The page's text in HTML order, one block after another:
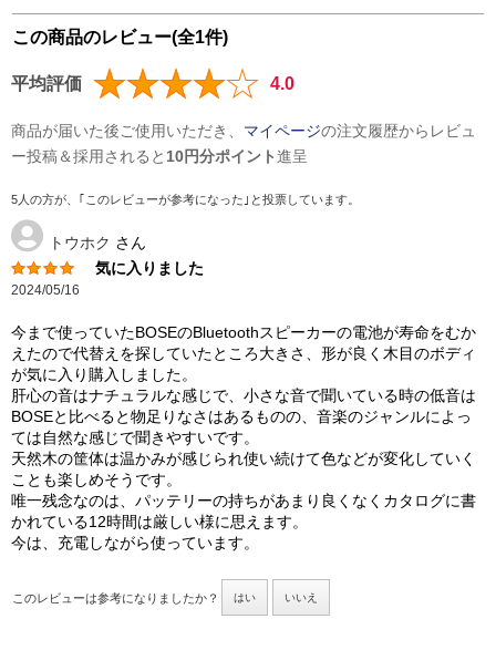
この商品のレビュー(全1件)
平均評価 4.0
商品が届いた後ご使用いただき、 マイページの注文履歴からレビュ
ー投稿＆採用されると 10円分ポイント進呈
5人の方が、｢このレビューが参考になった｣と投票しています。
トウホク さん
気に入りました
2024/05/16
今まで使っていたBOSEのBluetoothスピーカーの電池が寿命をむか
えたので代替えを探していたところ大きさ、形が良く木目のボディ
が気に入り購入しました。
肝心の音はナチュラルな感じで、小さな音で聞いている時の低音は
BOSEと比べると物足りなさはあるものの、音楽のジャンルによっ
ては自然な感じで聞きやすいです。
天然木の筐体は温かみが感じられ使い続けて色などが変化していく
ことも楽しめそうです。
唯一残念なのは、パッテリーの持ちがあまり良くなくカタログに書
かれている12時間は厳しい様に思えます。
今は、充電しながら使っています。
このレビューは参考になりましたか？ はい いいえ